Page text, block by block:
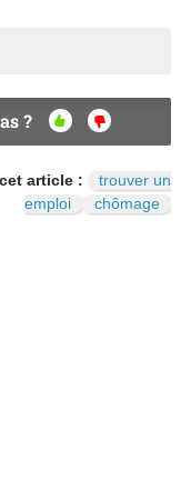
?
OU
I
NO
N
article :
trouver un
emploi
chômage